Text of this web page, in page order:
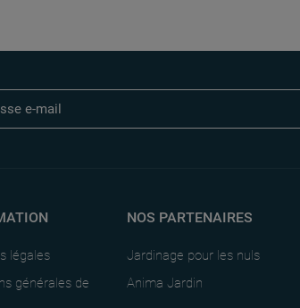
légales
générales de
NOS PARTENAIRES
Jardinage pour les nuls
Anima Jardin